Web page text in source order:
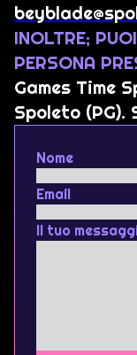
INOLTRE;
PERSONA
Games Time
Spoleto
Nome
Email
Il tuo